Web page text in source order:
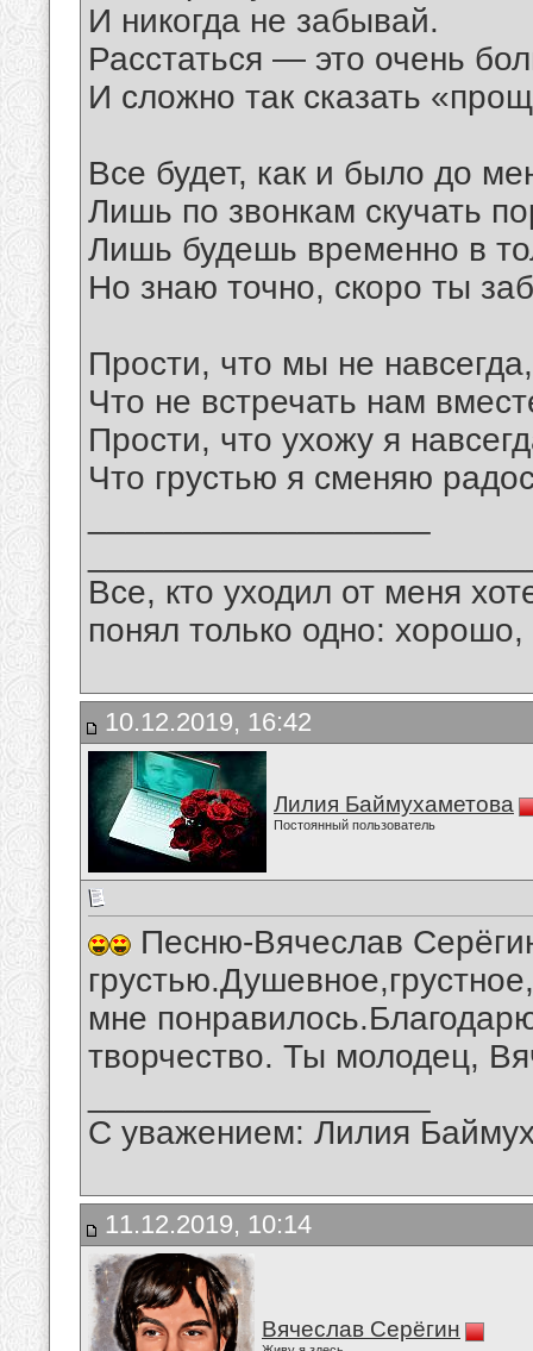
И никогда не забывай.
Расстаться — это очень
И сложно так сказать
Все будет, как и было до
Лишь по звонкам скучать
Лишь будешь временно в
Но знаю точно, скоро ты
Прости, что мы не навсегда,
Что не встречать нам
Прости, что ухожу я
Что грустью я сменяю
Все, кто уходил от меня
понял только одно:
10.12.2019, 16:42
Лилия Баймухаметова
Постоянный пользователь
Песню-Вячеслав
мне
творчество. Ты молодец,
С уважением: Лилия
11.12.2019, 10:14
Вячеслав Серёгин